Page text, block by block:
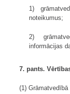
1)
noteikumus;
2)
informācijas
7. pants.
(1)